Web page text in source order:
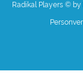
Radikal Players ©